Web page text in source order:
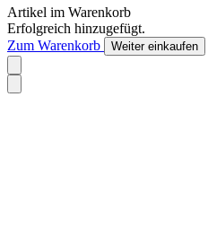
Artikel im Warenkorb
Erfolgreich hinzugefügt.
Zum Warenkorb
Weiter einkaufen